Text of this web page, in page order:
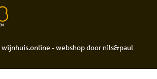
- webshop door nils&paul